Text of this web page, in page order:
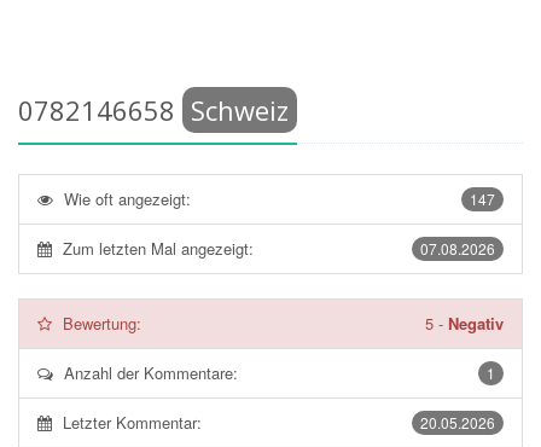
0782146658 Schweiz
147
Wie oft angezeigt:
07.08.2026
Zum letzten Mal angezeigt:
Bewertung: 5 - Negativ
1
Anzahl der Kommentare:
20.05.2026
Letzter Kommentar: